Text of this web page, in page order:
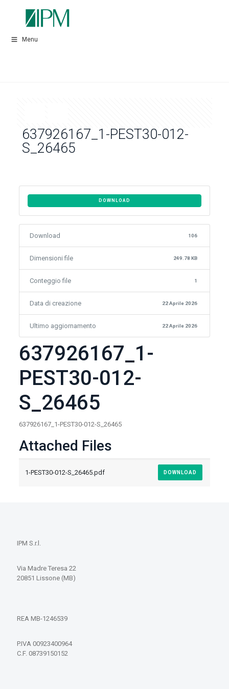
Menu
637926167_1-PEST30-012-
S_26465
DOWNLOAD
Download 106
Dimensioni file 249.78 KB
Conteggio file 1
Data di creazione 22 Aprile 2026
Ultimo aggiornamento 22 Aprile 2026
637926167_1-
PEST30-012-
S_26465
637926167_1-PEST30-012-S_26465
Attached Files
1-PEST30-012-S_26465.pdf DOWNLOAD
IPM S.r.l.
Via Madre Teresa 22
20851 Lissone (MB)
REA MB-1246539
P.IVA 00923400964
C.F. 08739150152